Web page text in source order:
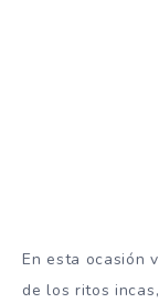
En esta ocasión
de los ritos